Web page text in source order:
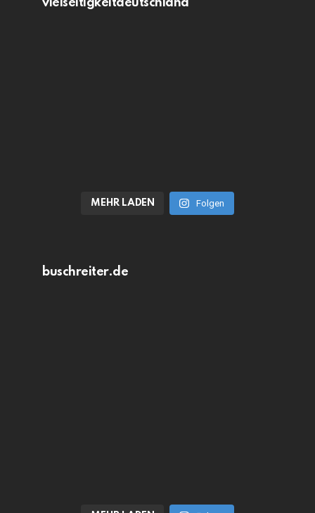
vielseitigkeitdeutschland
MEHR LADEN Folgen
buschreiter.de